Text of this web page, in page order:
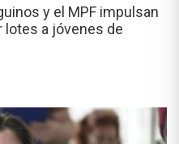
y el MPF impulsan
lotes a jóvenes de